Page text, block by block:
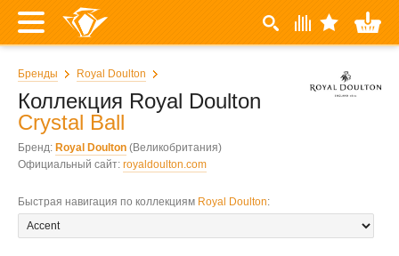
Бренды Royal Doulton
Коллекция Royal Doulton
Crystal Ball
Бренд: Royal Doulton (Великобритания)
Официальный сайт: royaldoulton.com
Быстрая навигация по коллекциям Royal Doulton: